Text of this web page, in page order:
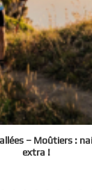
– Moûtiers :
extra !